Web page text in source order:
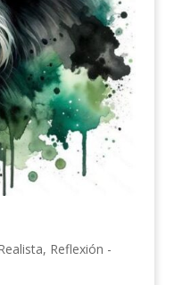
, Reflexión -